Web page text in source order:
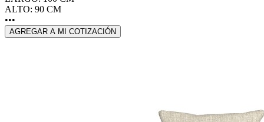
ALTO: 90 CM
•••
AGREGAR A MI COTIZACIÓN